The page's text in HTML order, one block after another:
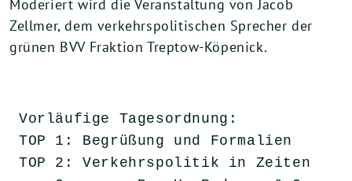
Moderiert wird die Veranstaltung von Jacob
Zellmer, dem verkehrspolitischen Sprecher der
grünen BVV Fraktion Treptow-Köpenick.
Vorläufige Tagesordnung:
TOP 1: Begrüßung und Formalien
TOP 2: Verkehrspolitik in Zeiten